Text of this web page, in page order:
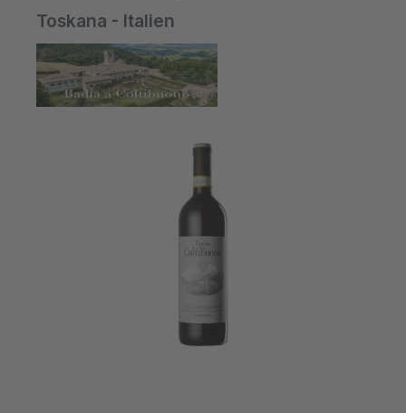
Toskana - Italien